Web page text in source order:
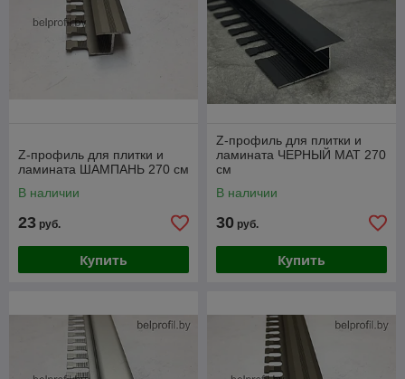
Z-профиль для плитки и
ламината ШАМПАНЬ 270 см
В наличии
23 руб.
Купить
Z-профиль для плитки и
ламината ЧЕРНЫЙ МАТ 270
см
В наличии
30 руб.
Купить